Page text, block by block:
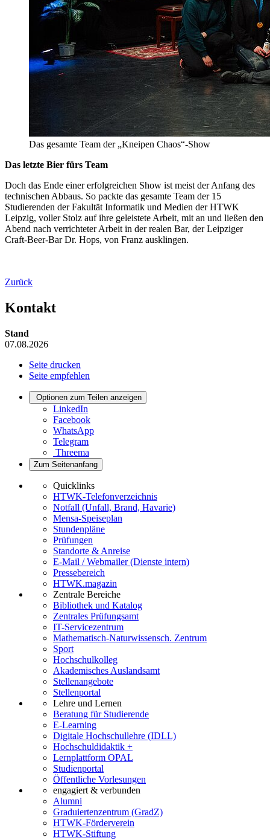
Das gesamte Team der „Kneipen Chaos“-Show
Das letzte Bier fürs Team
Doch das Ende einer erfolgreichen Show ist meist der Anfang des
technischen Abbaus. So packte das gesamte Team der 15
Studierenden der Fakultät Informatik und Medien der HTWK
Leipzig, voller Stolz auf ihre geleistete Arbeit, mit an und ließen den
Abend nach verrichteter Arbeit in der realen Bar, der Leipziger
Craft-Beer-Bar Dr. Hops, von Franz ausklingen.
Zurück
Kontakt
Stand
07.08.2026
Seite drucken
Seite empfehlen
Optionen zum Teilen anzeigen
LinkedIn
Facebook
WhatsApp
Telegram
Threema
Zum Seitenanfang
Quicklinks
HTWK-Telefonverzeichnis
Notfall (Unfall, Brand, Havarie)
Mensa-Speiseplan
Stundenpläne
Prüfungen
Standorte & Anreise
E-Mail / Webmailer (Dienste intern)
Pressebereich
HTWK.magazin
Zentrale Bereiche
Bibliothek und Katalog
Zentrales Prüfungsamt
IT-Servicezentrum
Mathematisch-Naturwissensch. Zentrum
Sport
Hochschulkolleg
Akademisches Auslandsamt
Stellenangebote
Stellenportal
Lehre und Lernen
Beratung für Studierende
E-Learning
Digitale Hochschullehre (IDLL)
Hochschuldidaktik +
Lernplattform OPAL
Studienportal
Öffentliche Vorlesungen
engagiert & verbunden
Alumni
Graduiertenzentrum (GradZ)
HTWK-Förderverein
HTWK-Stiftung